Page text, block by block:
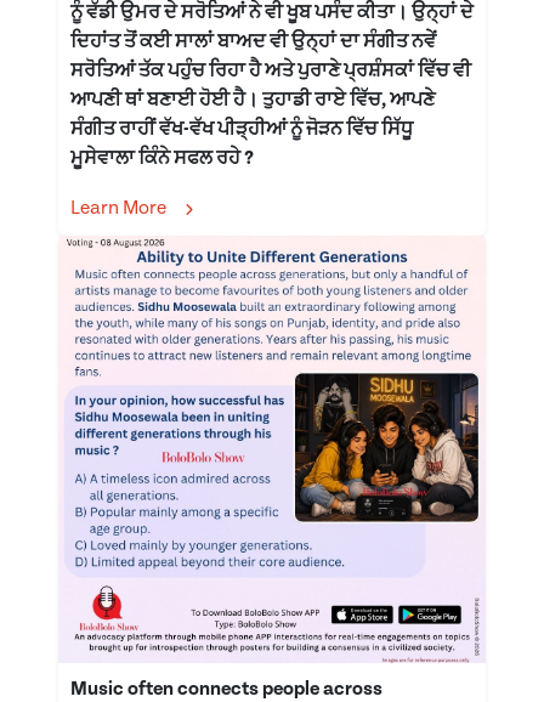
ਨੂੰ ਵੱਡੀ ਉਮਰ ਦੇ ਸਰੋਤਿਆਂ ਨੇ ਵੀ ਖੂਬ ਪਸੰਦ ਕੀਤਾ। ਉਨ੍ਹਾਂ ਦੇ
ਦਿਹਾਂਤ ਤੋਂ ਕਈ ਸਾਲਾਂ ਬਾਅਦ ਵੀ ਉਨ੍ਹਾਂ ਦਾ ਸੰਗੀਤ ਨਵੇਂ
ਸਰੋਤਿਆਂ ਤੱਕ ਪਹੁੰਚ ਰਿਹਾ ਹੈ ਅਤੇ ਪੁਰਾਣੇ ਪ੍ਰਸ਼ੰਸਕਾਂ ਵਿੱਚ ਵੀ
ਆਪਣੀ ਥਾਂ ਬਣਾਈ ਹੋਈ ਹੈ। ਤੁਹਾਡੀ ਰਾਏ ਵਿੱਚ, ਆਪਣੇ
ਸੰਗੀਤ ਰਾਹੀਂ ਵੱਖ-ਵੱਖ ਪੀੜ੍ਹੀਆਂ ਨੂੰ ਜੋੜਨ ਵਿੱਚ ਸਿੱਧੂ
ਮੂਸੇਵਾਲਾ ਕਿੰਨੇ ਸਫਲ ਰਹੇ ?
Learn More
Music often connects people across